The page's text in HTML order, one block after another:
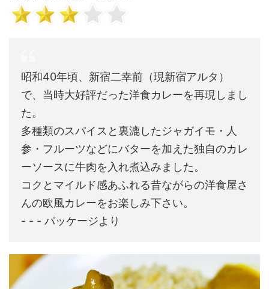
昭和40年頃、新宿二幸前（現新宿アルタ）
で、当時大好評だった洋食カレーを再現しまし
た。
多種類のスパイスと裏漉したジャガイモ・人
参・フルーツなどにバターを加えた独自のカレ
ーソースに牛肉を入れ煮込みました。
コクとマイルド感あふれる昔ながらの洋食屋さ
んの欧風カレーをお楽しみ下さい。
- - - パッケージより